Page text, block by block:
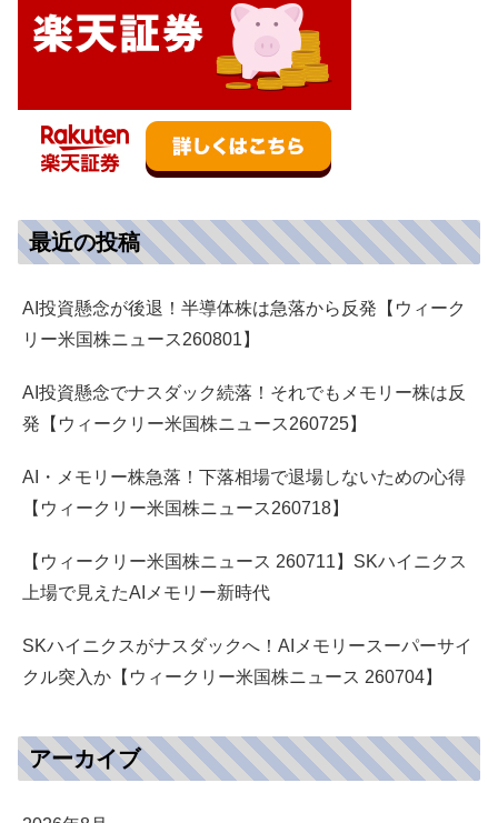
最近の投稿
AI投資懸念が後退！半導体株は急落から反発【ウィーク
リー米国株ニュース260801】
AI投資懸念でナスダック続落！それでもメモリー株は反
発【ウィークリー米国株ニュース260725】
AI・メモリー株急落！下落相場で退場しないための心得
【ウィークリー米国株ニュース260718】
【ウィークリー米国株ニュース 260711】SKハイニクス
上場で見えたAIメモリー新時代
SKハイニクスがナスダックへ！AIメモリースーパーサイ
クル突入か【ウィークリー米国株ニュース 260704】
アーカイブ